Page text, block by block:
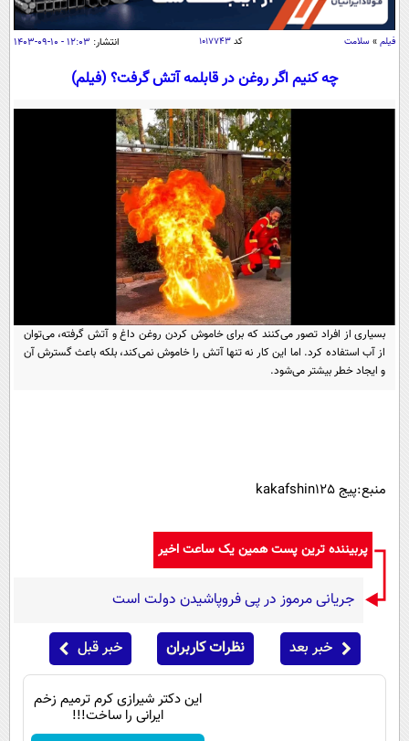
سیاسی
اقتصاد
اقتصادی
جامعه
حوادث
سلامت
یک برش دانایی
محیط زیست
سفر و تفریح
بین الملل
سیاست خارجی
فرهنگ و هنر
علم و دانش
فناوری و It
علمی
اخبار کریپتو
قرآن
گوناگون
سرگرمی
باشگاه مغز
مجله تصویری سلاح
فیلم
اقتصاد
ورزش
محیط زیست
بین الملل
عصر ایران 2
خواندنی ها و دیدنی ها
آموزش زبان
فیلم » سلامت کد۱۰۱۷۷۴۳ انتشار: ۱۲:۰۳ - ۱۰-۰۹-۱۴۰۳
چه کنیم اگر روغن در قابلمه آتش گرفت؟ (فیلم)
بسیاری از افراد تصور می‌کنند که برای خاموش کردن روغن داغ و آتش گرفته، می‌توان
از آب استفاده کرد. اما این کار نه تنها آتش را خاموش نمی‌کند، بلکه باعث گسترش آن
و ایجاد خطر بیشتر می‌شود.
منبع:پیج kakafshin125
پربیننده ترین پست همین یک ساعت اخیر
جریانی مرموز در پی فروپاشیدن دولت است
خبر بعد نظرات کاربران خبر قبل
این دکتر شیرازی کرم ترمیم زخم
ایرانی را ساخت!!!